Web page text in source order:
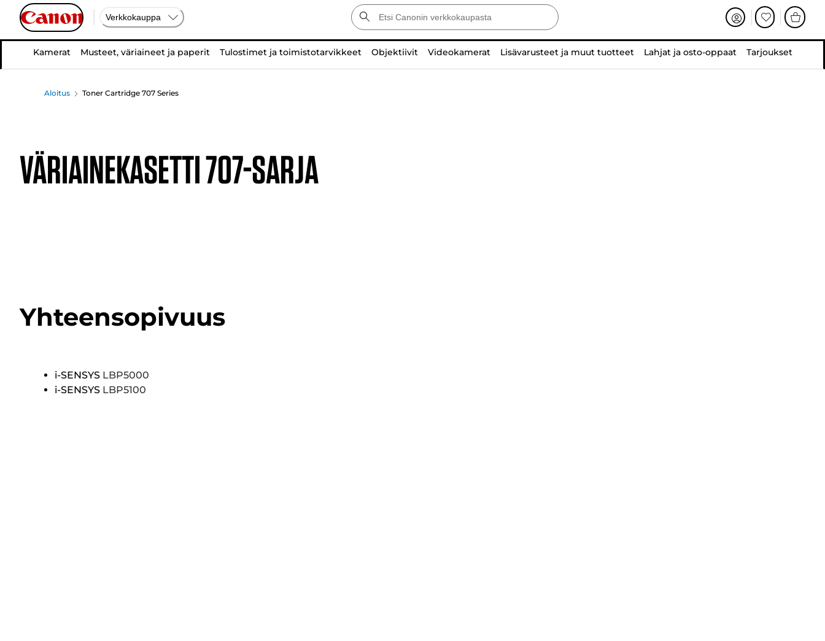
Verkkokauppa
Kamerat Musteet, väriaineet ja paperit Tulostimet ja toimistotarvikkeet Objektiivit Videokamerat Lisävarusteet ja muut tuotteet Lahjat ja osto-oppaat Tarjoukset
Aloitus Toner Cartridge 707 Series
VÄRIAINEKASETTI 707-SARJA
Yhteensopivuus
i-SENSYS LBP5000
i-SENSYS LBP5100